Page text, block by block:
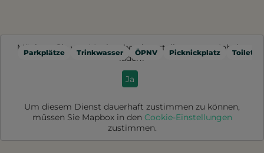
Parkplätze Trinkwasser ÖPNV Picknickplatz
Möchten Sie von Mapbox
bereitgestellte externe Inhalte
laden?
Ja
Um diesem Dienst dauerhaft zustimmen zu können,
müssen Sie Mapboxin den Cookie-Einstellungen
zustimmen.